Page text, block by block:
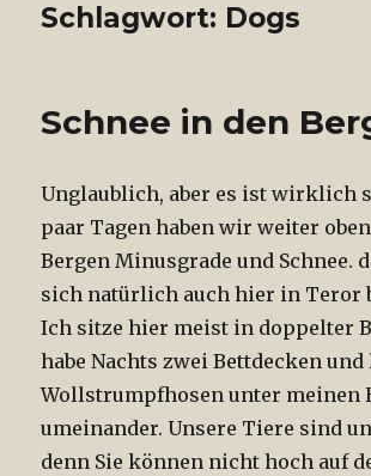
Schlagwort: Dogs
Schnee in den
Unglaublich, aber es ist wirklich
paar Tagen haben wir weiter
Bergen Minusgrade und Schnee.
sich natürlich auch hier in Teror
Ich sitze hier meist in doppelter
habe Nachts zwei Bettdecken
Wollstrumpfhosen unter meinen
umeinander. Unsere Tiere sind
denn Sie können nicht hoch auf